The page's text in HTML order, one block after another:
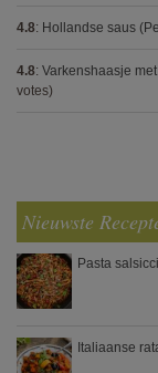
4.8: Hollandse saus
4.8: Varkenshaasje
votes)
Nieuwste
Pasta
Italiaanse